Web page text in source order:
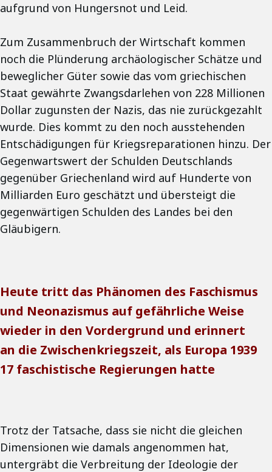
aufgrund von Hungersnot und Leid.
Zum Zusammenbruch der Wirtschaft kommen
noch die Plünderung archäologischer Schätze und
beweglicher Güter sowie das vom griechischen
Staat gewährte Zwangsdarlehen von 228 Millionen
Dollar zugunsten der Nazis, das nie zurückgezahlt
wurde. Dies kommt zu den noch ausstehenden
Entschädigungen für Kriegsreparationen hinzu. Der
Gegenwartswert der Schulden Deutschlands
gegenüber Griechenland wird auf Hunderte von
Milliarden Euro geschätzt und übersteigt die
gegenwärtigen Schulden des Landes bei den
Gläubigern.
Heute tritt das Phänomen des Faschismus
und Neonazismus auf gefährliche Weise
wieder in den Vordergrund und erinnert
an die Zwischenkriegszeit, als Europa 1939
17 faschistische Regierungen hatte
Trotz der Tatsache, dass sie nicht die gleichen
Dimensionen wie damals angenommen hat,
untergräbt die Verbreitung der Ideologie der